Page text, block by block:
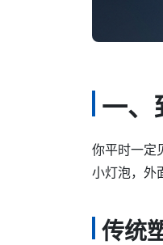
一、
你平时一定
小灯泡，外
传统